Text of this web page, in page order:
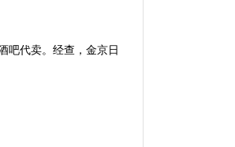
吧代卖。经查，金京日